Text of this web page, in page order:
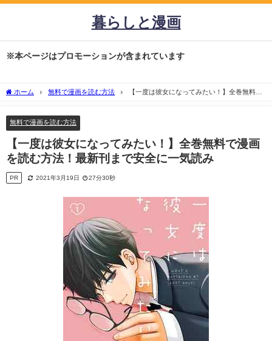
暮らしと漫画
※本ページはプロモーションが含まれています
ホーム 無料で漫画を読む方法
【一度は彼女になってみたい！】全巻無料で
無料で漫画を読む方法
【一度は彼女になってみたい！】全巻無料で漫画
を読む方法！最新刊まで安全に一気読み
PR 2021年3月19日 27分30秒